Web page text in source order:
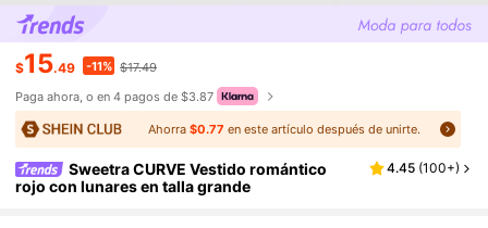
$15.49 -11% $17.49
Paga ahora, o en 4 pagos de $3.87
Ahorra $0.77 en este artículo después de unirte.
Sweetra CURVE Vestido romántico
rojo con lunares en talla grande
4.45 (100+)